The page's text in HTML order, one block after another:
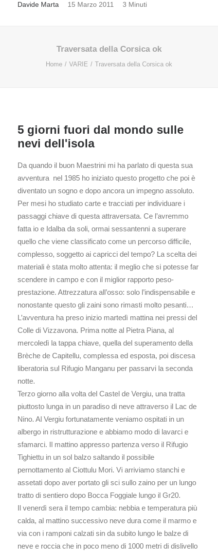
Davide Marta 15 Marzo 2011 3 Minuti
Traversata della Corsica ok
Home VARIE Traversata della Corsica ok
5 giorni fuori dal mondo sulle
nevi dell'isola
Da quando il buon Maestrini mi ha parlato di questa sua
avventura nel 1985 ho iniziato questo progetto che poi è
diventato un sogno e dopo ancora un impegno assoluto.
Per mesi ho studiato carte e tracciati per individuare i
passaggi chiave di questa attraversata. Ce l’avremmo
fatta io e Idalba da soli, ormai sessantenni a superare
quello che viene classificato come un percorso difficile,
complesso, soggetto ai capricci del tempo? La scelta dei
materiali è stata molto attenta: il meglio che si potesse far
scendere in campo e con il miglior rapporto peso-
prestazione. Attrezzatura all’osso: solo l’indispensabile e
nonostante questo gli zaini sono rimasti molto pesanti…
L’avventura ha preso inizio martedì mattina nei pressi del
Colle di Vizzavona. Prima notte al Pietra Piana, al
mercoledì la tappa chiave, quella del superamento della
Brèche de Capitellu, complessa ed esposta, poi discesa
liberatoria sul Rifugio Manganu per passarvi la seconda
notte.
Terzo giorno alla volta del Castel de Vergiu, una tratta
piuttosto lunga in un paradiso di neve attraverso il Lac de
Nino. Al Vergiu fortunatamente veniamo ospitati in un
albergo in ristrutturazione e abbiamo modo di lavarci e
sfamarci. Il mattino appresso partenza verso il Rifugio
Tighiettu in un sol balzo saltando il possibile
pernottamento al Ciottulu Mori. Vi arriviamo stanchi e
assetati dopo aver portato gli sci sullo zaino per un lungo
tratto di sentiero dopo Bocca Foggiale lungo il Gr20.
Il venerdì sera il tempo cambia: nebbia e temperatura più
calda, al mattino successivo neve dura come il marmo e
via con i ramponi calzati sin da subito lungo le balze di
neve e roccia che in poco meno di 1000 metri di dislivello